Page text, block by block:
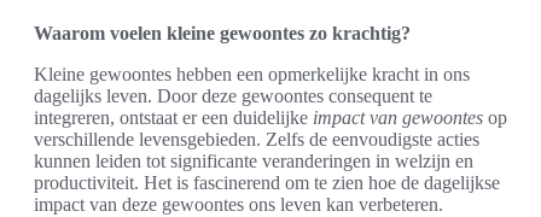
Waarom voelen kleine gewoontes zo krachtig?
Kleine gewoontes hebben een opmerkelijke kracht in ons
dagelijks leven. Door deze gewoontes consequent te
integreren, ontstaat er een duidelijke impact van gewoontes op
verschillende levensgebieden. Zelfs de eenvoudigste acties
kunnen leiden tot significante veranderingen in welzijn en
productiviteit. Het is fascinerend om te zien hoe de dagelijkse
impact van deze gewoontes ons leven kan verbeteren.